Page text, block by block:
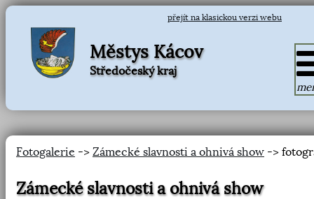
přejít na klasickou verzi webu
Městys Kácov
Středočeský kraj
Fotogalerie -> Zámecké slavnosti a ohnivá show ->
Zámecké slavnosti a ohnivá show